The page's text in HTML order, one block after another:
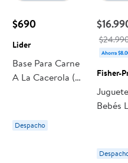
$690
Lider
Base Para Carne
A La Cacerola (6
Despacho
Ahorra
Fisher-
Bebés
36